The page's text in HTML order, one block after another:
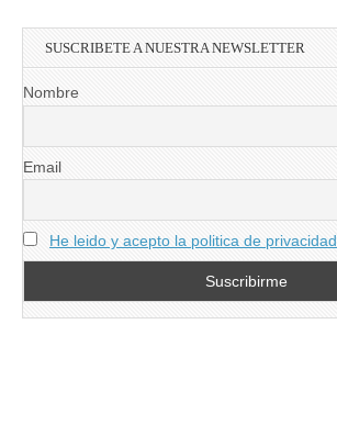
SUSCRIBETE A NUESTRA NEWSLETTER
Nombre
Email
He leido y acepto la politica de privacidad